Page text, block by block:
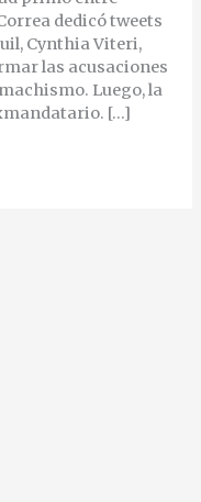
dedicó tweets
Cynthia Viteri,
las acusaciones
Luego, la
[…]